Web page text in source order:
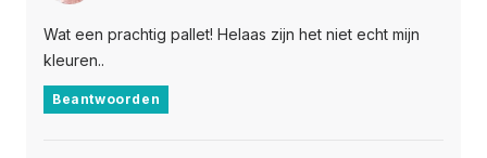
Wat een prachtig pallet! Helaas zijn het niet echt mijn
kleuren..
Beantwoorden